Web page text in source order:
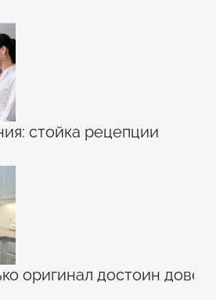
стойка рецепции
оригинал достоин